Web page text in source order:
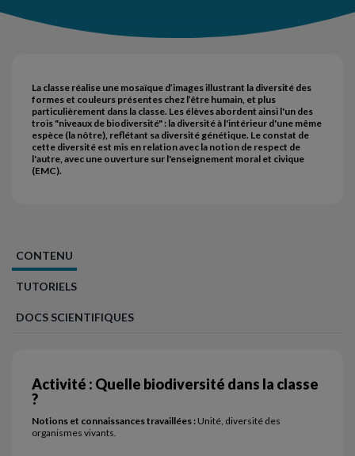
La classe réalise une mosaïque d’images illustrant la diversité des
formes et couleurs présentes chez l’être humain, et plus
particulièrement dans la classe. Les élèves abordent ainsi l'un des
trois "niveaux de biodiversité" : la diversité à l'intérieur d'une même
espèce (la nôtre), reflétant sa diversité génétique. Le constat de
cette diversité est mis en relation avec la notion de respect de
l'autre, avec une ouverture sur l'enseignement moral et civique
(EMC).
CONTENU
TUTORIELS
DOCS SCIENTIFIQUES
Activité : Quelle biodiversité dans la classe
?
Notions et connaissances travaillées : Unité, diversité des
organismes vivants.